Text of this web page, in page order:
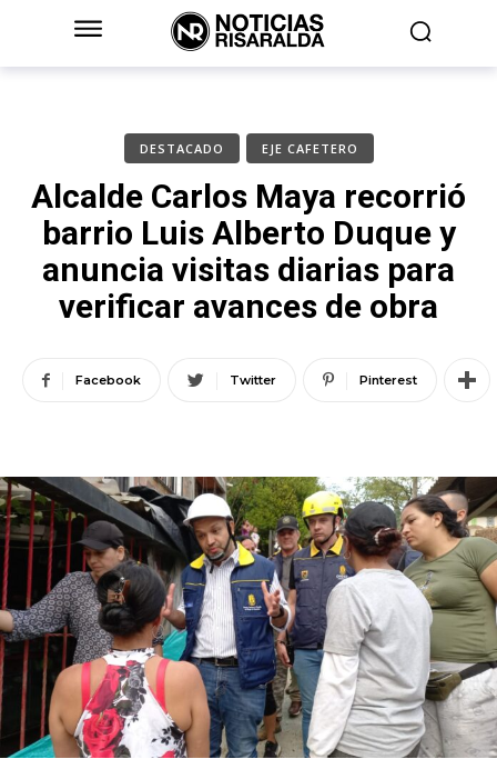
DESTACADO EJE CAFETERO
Alcalde Carlos Maya recorrió
barrio Luis Alberto Duque y
anuncia visitas diarias para
verificar avances de obra
Facebook Twitter Pinterest